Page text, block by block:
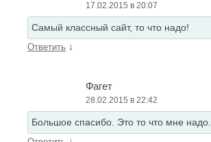
17.02.2015 в 20:07
Самый классный сайт, то что надо!
Ответить ↓
Фагет
28.02.2015 в 22:42
Большое спасибо. Это то что мне надо.